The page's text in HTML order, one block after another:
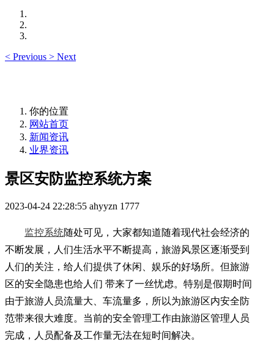
< Previous > Next
你的位置
网站首页
新闻资讯
业界资讯
景区安防监控系统方案
2023-04-24 22:28:55 ahyyzn 1777
监控系统随处可见，大家都知道随着现代社会经济的
不断发展，人们生活水平不断提高，旅游风景区逐渐受到
人们的关注，给人们提供了休闲、娱乐的好场所。但旅游
区的安全隐患也给人们 带来了一丝忧虑。特别是假期时间
由于旅游人员流量大、车流量多，所以为旅游区内安全防
范带来很大难度。当前的安全管理工作由旅游区管理人员
完成，人员配备及工作量无法在短时间解决。